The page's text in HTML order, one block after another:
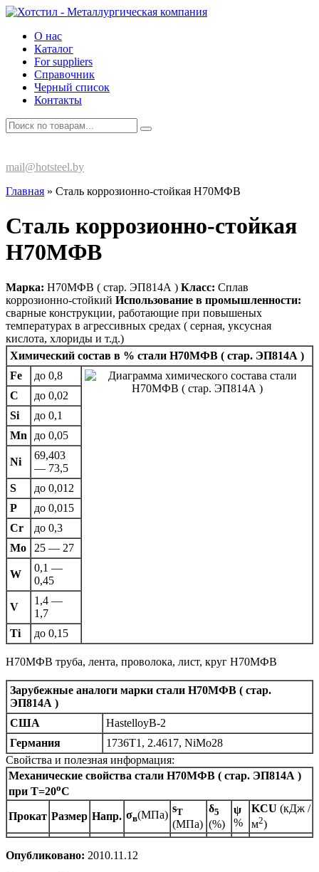
О нас
Каталог
For suppliers
Справочник
Черный список
Контакты
mail@hotsteel.by
Главная » Сталь коррозионно-стойкая Н70МФВ
Сталь коррозионно-стойкая
Н70МФВ
Марка: Н70МФВ ( стар. ЭП814А ) Класс: Сплав
коррозионно-стойкий Использование в промышленности:
сварные конструкции, работающие при повышеных
температурах в агрессивных средах ( серная, уксусная
кислота, хлориды и т.д.)
Химический состав в % стали Н70МФВ ( стар. ЭП814А )
Fe
до 0,8
C
до 0,02
Si
до 0,1
Mn
до 0,05
Ni
69,403
— 73,5
S
до 0,012
P
до 0,015
Cr
до 0,3
Mo
25 — 27
W
0,1 —
0,45
V
1,4 —
1,7
Ti
до 0,15
Н70МФВ труба, лента, проволока, лист, круг Н70МФВ
Зарубежные аналоги марки стали Н70МФВ ( стар.
ЭП814А )
США
HastelloyB-2
Германия
1736T1, 2.4617, NiMo28
Свойства и полезная информация:
Механические свойства стали Н70МФВ ( стар. ЭП814А )
при Т=20oС
Прокат Размер Напр. σв(МПа)
sT
(МПа)
δ5
(%)
ψ
%
KCU (кДж /
м2)
Опубликовано: 2010.11.12